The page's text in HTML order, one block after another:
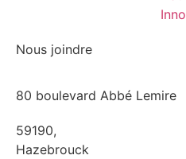
Nous joindre
80 boulevard Abbé Lemire
59190,
Hazebrouck